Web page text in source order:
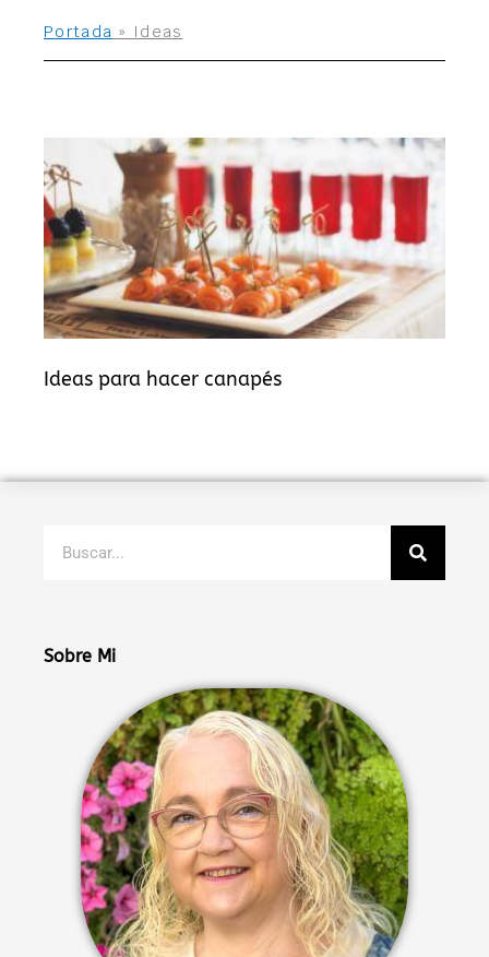
Portada » Ideas
Ideas para hacer canapés
Sobre Mi